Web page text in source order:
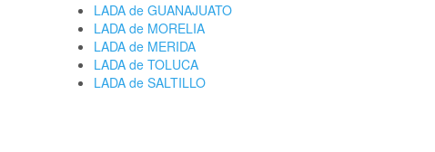
LADA de GUANAJUATO
LADA de MORELIA
LADA de MERIDA
LADA de TOLUCA
LADA de SALTILLO